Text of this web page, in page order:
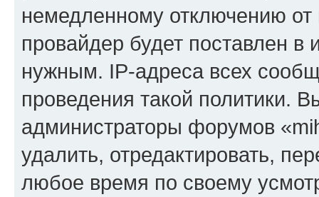
немедленному отключению
провайдер будет поставлен в
нужным. IP-адреса всех
проведения такой политики.
администраторы форумов
удалить, отредактировать,
любое время по своему